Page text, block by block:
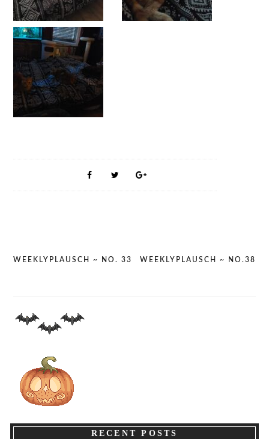
WEEKLYPLAUSCH ~ NO. 33 WEEKLYPLAUSCH ~ NO.38
RECENT POSTS